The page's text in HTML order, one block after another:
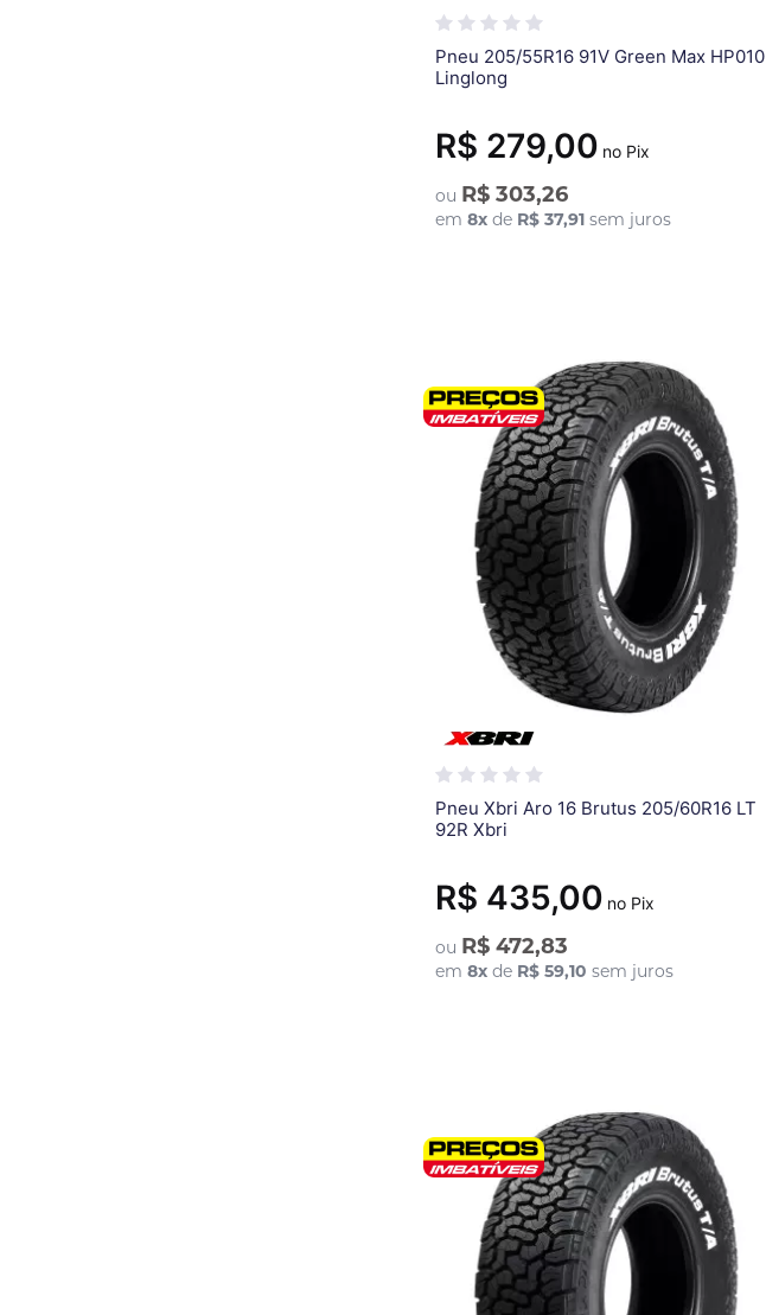
Pneu 205/55R16 91V Green Max HP010
Linglong
ou R$ 303,26
em 8xde R$ 37,91sem juros
R$ 279,00 no Pix
Pneu Xbri Aro 16 Brutus 205/60R16 LT
92R Xbri
ou R$ 472,83
em 8xde R$ 59,10 sem juros
R$ 435,00 no Pix